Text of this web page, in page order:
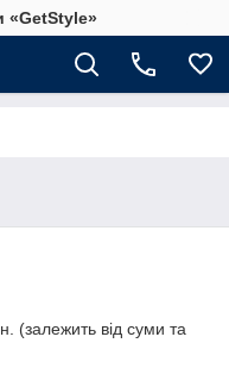
«GetStyle»
(залежить від суми та